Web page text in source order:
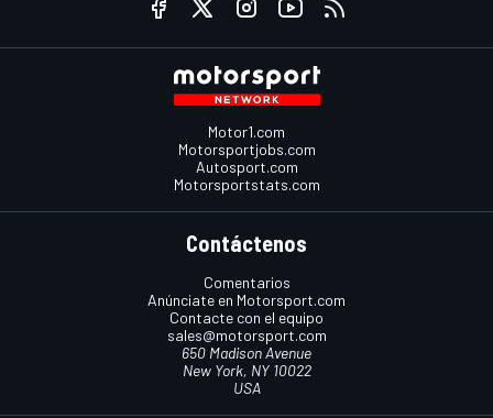
Motor1.com
Motorsportjobs.com
Autosport.com
Motorsportstats.com
Contáctenos
Comentarios
Anúnciate en Motorsport.com
Contacte con el equipo
sales@motorsport.com
650 Madison Avenue
New York, NY 10022
USA